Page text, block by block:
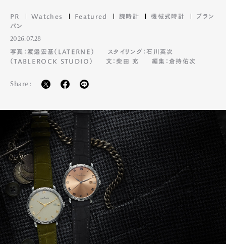
PR Watches Featured 腕時計 機械式時計
ブラン
パン
2026.07.28
写真：渡邉宏基（LATERNE）
スタイリング：石川英次
（TABLEROCK STUDIO）
文：柴田 充 編集：倉持佑次
Share: